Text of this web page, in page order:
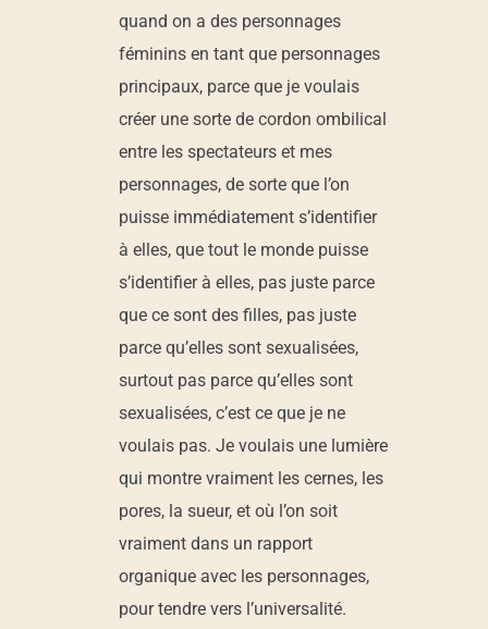
quand on a des personnages
féminins en tant que personnages
principaux, parce que je voulais
créer une sorte de cordon ombilical
entre les spectateurs et mes
personnages, de sorte que l’on
puisse immédiatement s’identifier
à elles, que tout le monde puisse
s’identifier à elles, pas juste parce
que ce sont des filles, pas juste
parce qu’elles sont sexualisées,
surtout pas parce qu’elles sont
sexualisées, c’est ce que je ne
voulais pas. Je voulais une lumière
qui montre vraiment les cernes, les
pores, la sueur, et où l’on soit
vraiment dans un rapport
organique avec les personnages,
pour tendre vers l’universalité.